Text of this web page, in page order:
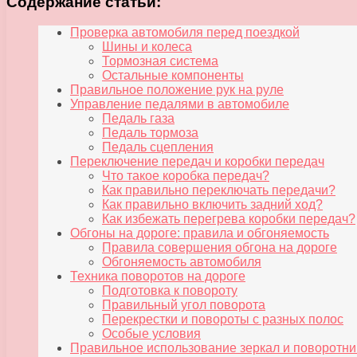
Проверка автомобиля перед поездкой
Шины и колеса
Тормозная система
Остальные компоненты
Правильное положение рук на руле
Управление педалями в автомобиле
Педаль газа
Педаль тормоза
Педаль сцепления
Переключение передач и коробки передач
Что такое коробка передач?
Как правильно переключать передачи?
Как правильно включить задний ход?
Как избежать перегрева коробки передач?
Обгоны на дороге: правила и обгоняемость
Правила совершения обгона на дороге
Обгоняемость автомобиля
Техника поворотов на дороге
Подготовка к повороту
Правильный угол поворота
Перекрестки и повороты с разных полос
Особые условия
Правильное использование зеркал и